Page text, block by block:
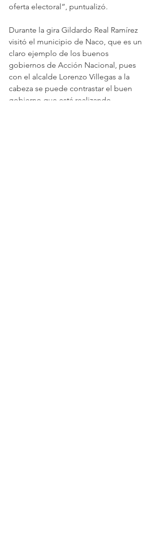
oferta electoral”, puntualizó.
Durante la gira Gildardo Real Ramírez
visitó el municipio de Naco, que es un
claro ejemplo de los buenos
gobiernos de Acción Nacional, pues
con el alcalde Lorenzo Villegas a la
cabeza se puede contrastar el buen
gobierno que está realizando